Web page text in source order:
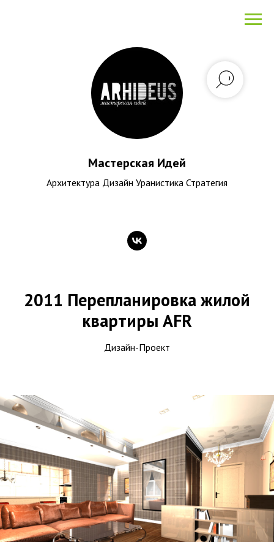
Мастерская Идей
Архитектура Дизайн Уранистика Стратегия
2011 Перепланировка жилой
квартиры AFR
Дизайн-Проект